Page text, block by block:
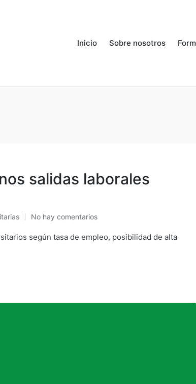
Inicio Sobre nosotros
salidas laborales
No hay comentarios
según tasa de empleo, posibilidad de alta